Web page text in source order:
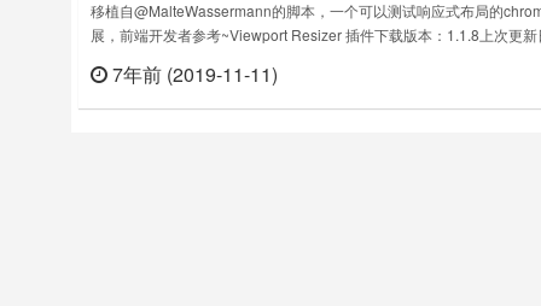
移植自@MalteWassermann的脚本，一个可以测试响应式布局的
展，前端开发者参考~Viewport Resizer 插件下载版本：1.1.8上次更新
7年前 (2019-11-11)